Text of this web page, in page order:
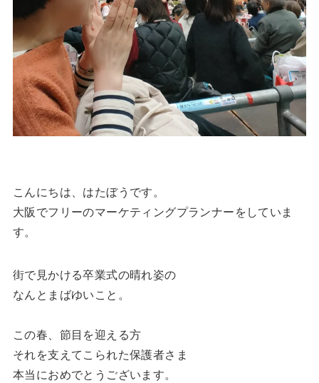
こんにちは、はたぼうです。
大阪でフリーのマーケティングプランナーをしていま
す。
街で見かける卒業式の晴れ姿の
なんとまばゆいこと。
この春、節目を迎える方
それを支えてこられた保護者さま
本当におめでとうございます。